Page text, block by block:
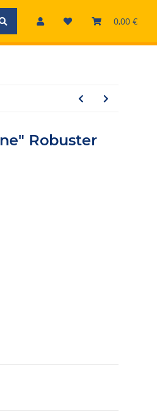
0,00 €
Robuster